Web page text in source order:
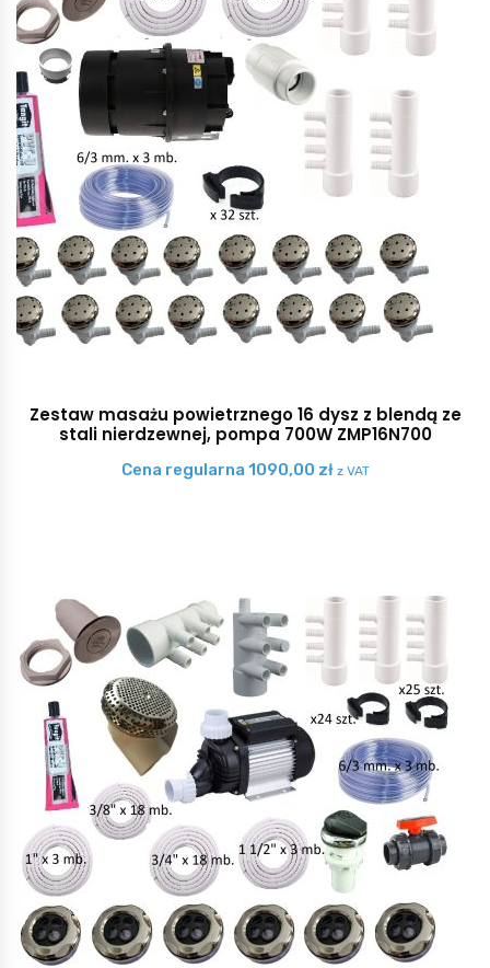
Zestaw masażu powietrznego 16 dysz z blendą ze
stali nierdzewnej, pompa 700W ZMP16N700
Cena regularna 1090,00 zł z VAT